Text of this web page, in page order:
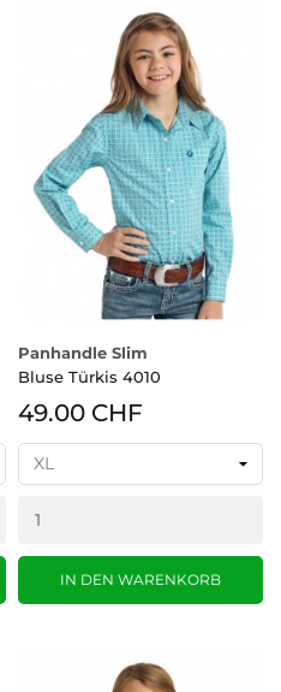
Panhandle Slim
Bluse Türkis 4010
49.00 CHF
IN DEN WARENKORB